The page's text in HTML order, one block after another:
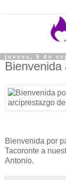
jueves, 6 de
Bienvenida
Bienvenida por
Tacoronte a
Antonio.